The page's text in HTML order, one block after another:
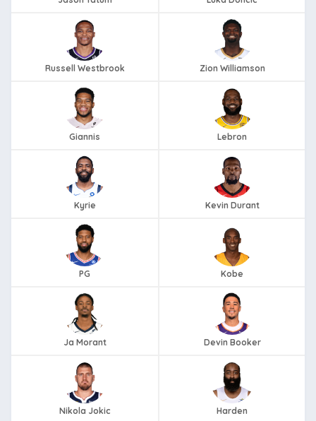
Russell Westbrook Zion Williamson
Giannis Lebron
Kyrie Kevin Durant
PG Kobe
Ja Morant Devin Booker
Nikola Jokic Harden